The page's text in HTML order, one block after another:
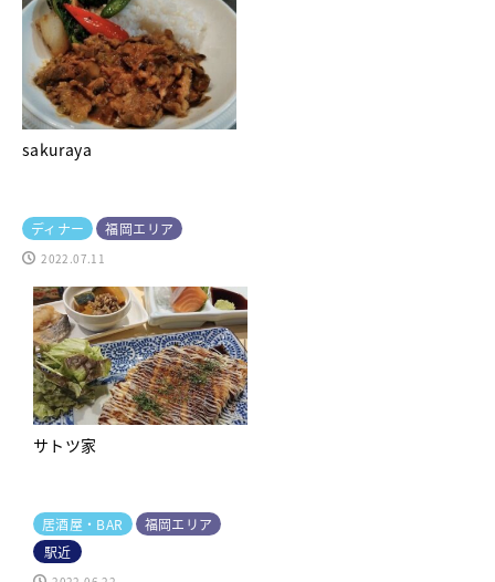
sakuraya
ディナー 福岡エリア
2022.07.11
サトツ家
居酒屋・BAR
福岡エリア
駅近